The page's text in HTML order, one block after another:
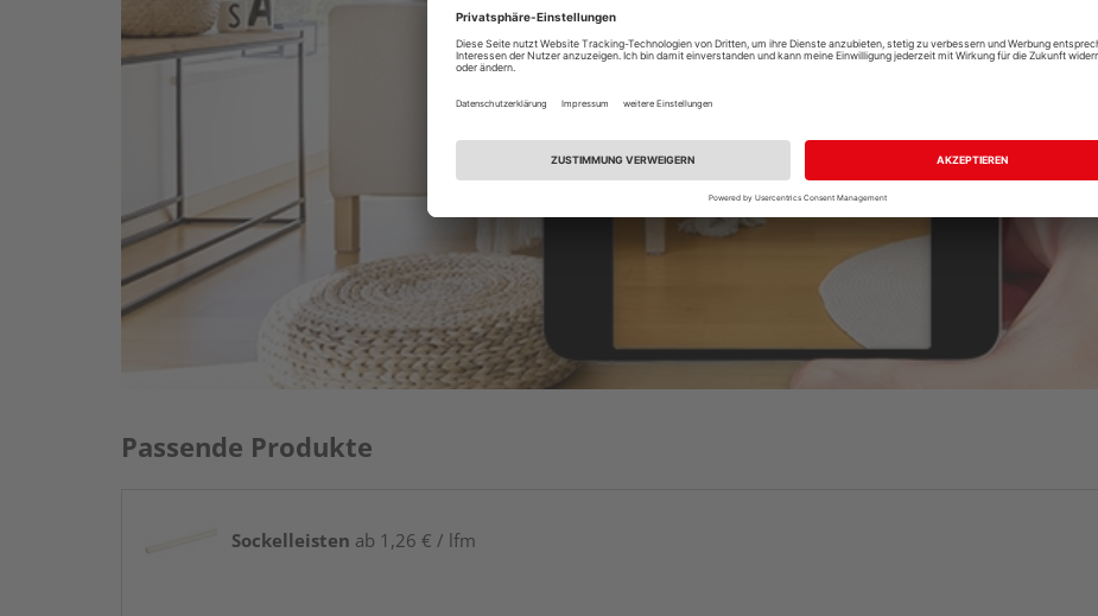
Raumplaner
Passende Produkte
Sockelleisten ab 1,26 € / lfm